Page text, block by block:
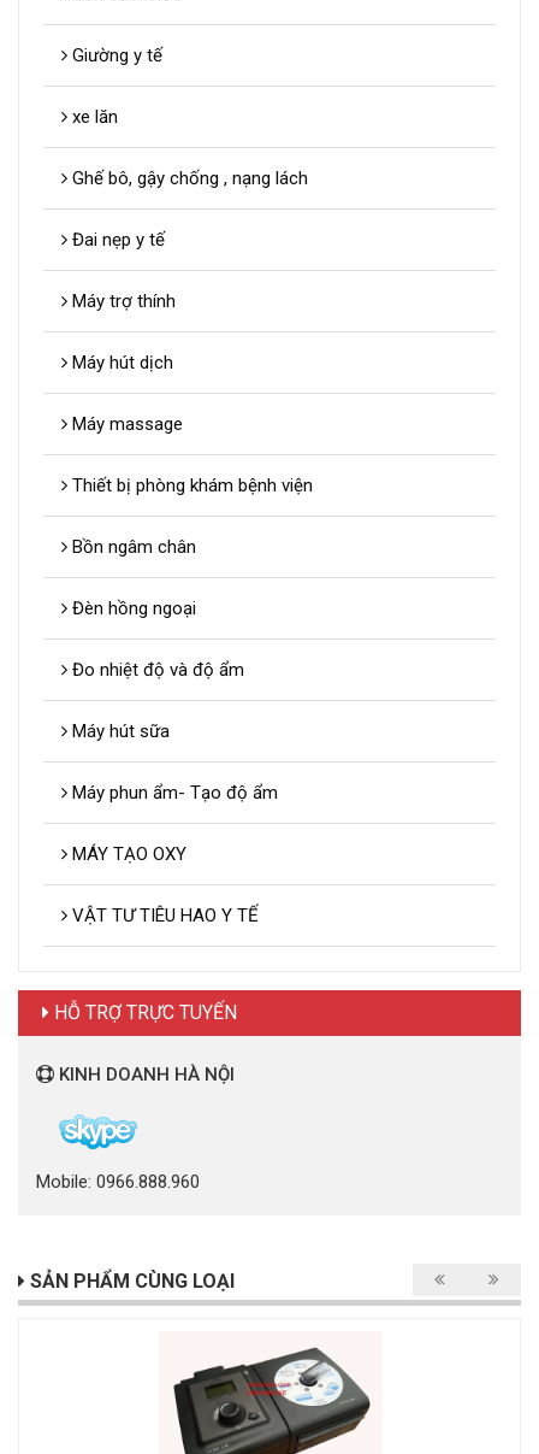
Giường y tế
xe lăn
Ghế bô, gậy chống , nạng lách
Đai nẹp y tế
Máy trợ thính
Máy hút dịch
Máy massage
Thiết bị phòng khám bệnh viện
Bồn ngâm chân
Đèn hồng ngoại
Đo nhiệt độ và độ ẩm
Máy hút sữa
Máy phun ẩm- Tạo độ ẩm
MÁY TẠO OXY
VẬT TƯ TIÊU HAO Y TẾ
HỖ TRỢ TRỰC TUYẾN
KINH DOANH HÀ NỘI
Mobile: 0966.888.960
SẢN PHẨM CÙNG LOẠI